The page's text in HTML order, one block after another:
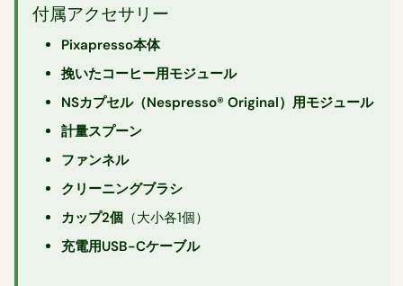
付属アクセサリー
Pixapresso本体
挽いたコーヒー用モジュール
NSカプセル（Nespresso® Original）用モジュール
計量スプーン
ファンネル
クリーニングブラシ
カップ2個 （大小各1個）
充電用USB-Cケーブル